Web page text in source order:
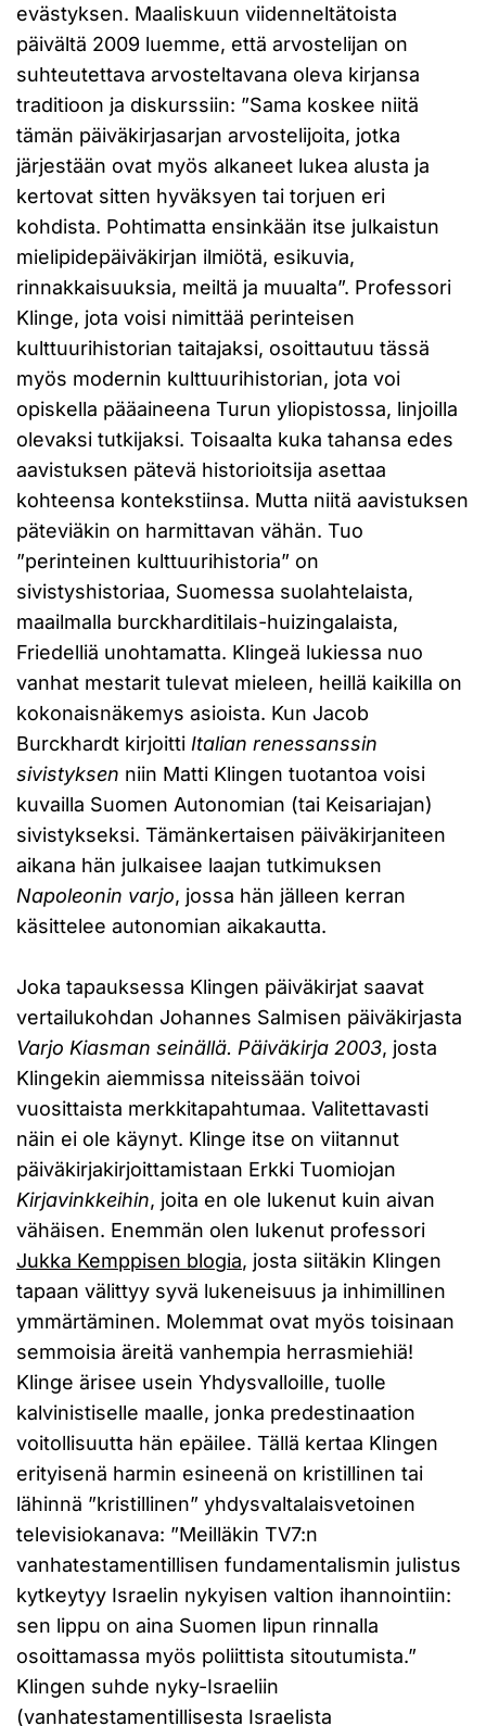
evästyksen. Maaliskuun viidenneltätoista
päivältä 2009 luemme, että arvostelijan on
suhteutettava arvosteltavana oleva kirjansa
traditioon ja diskurssiin: ”Sama koskee niitä
tämän päiväkirjasarjan arvostelijoita, jotka
järjestään ovat myös alkaneet lukea alusta ja
kertovat sitten hyväksyen tai torjuen eri
kohdista. Pohtimatta ensinkään itse julkaistun
mielipidepäiväkirjan ilmiötä, esikuvia,
rinnakkaisuuksia, meiltä ja muualta”. Professori
Klinge, jota voisi nimittää perinteisen
kulttuurihistorian taitajaksi, osoittautuu tässä
myös modernin kulttuurihistorian, jota voi
opiskella pääaineena Turun yliopistossa, linjoilla
olevaksi tutkijaksi. Toisaalta kuka tahansa edes
aavistuksen pätevä historioitsija asettaa
kohteensa kontekstiinsa. Mutta niitä aavistuksen
päteviäkin on harmittavan vähän. Tuo
”perinteinen kulttuurihistoria” on
sivistyshistoriaa, Suomessa suolahtelaista,
maailmalla burckharditilais-huizingalaista,
Friedelliä unohtamatta. Klingeä lukiessa nuo
vanhat mestarit tulevat mieleen, heillä kaikilla on
kokonaisnäkemys asioista. Kun Jacob
Burckhardt kirjoitti Italian renessanssin
sivistyksen niin Matti Klingen tuotantoa voisi
kuvailla Suomen Autonomian (tai Keisariajan)
sivistykseksi. Tämänkertaisen päiväkirjaniteen
aikana hän julkaisee laajan tutkimuksen
Napoleonin varjo, jossa hän jälleen kerran
käsittelee autonomian aikakautta.
Joka tapauksessa Klingen päiväkirjat saavat
vertailukohdan Johannes Salmisen päiväkirjasta
Varjo Kiasman seinällä. Päiväkirja 2003, josta
Klingekin aiemmissa niteissään toivoi
vuosittaista merkkitapahtumaa. Valitettavasti
näin ei ole käynyt. Klinge itse on viitannut
päiväkirjakirjoittamistaan Erkki Tuomiojan
Kirjavinkkeihin, joita en ole lukenut kuin aivan
vähäisen. Enemmän olen lukenut professori
Jukka Kemppisen blogia, josta siitäkin Klingen
tapaan välittyy syvä lukeneisuus ja inhimillinen
ymmärtäminen. Molemmat ovat myös toisinaan
semmoisia äreitä vanhempia herrasmiehiä!
Klinge ärisee usein Yhdysvalloille, tuolle
kalvinistiselle maalle, jonka predestinaation
voitollisuutta hän epäilee. Tällä kertaa Klingen
erityisenä harmin esineenä on kristillinen tai
lähinnä ”kristillinen” yhdysvaltalaisvetoinen
televisiokanava: ”Meilläkin TV7:n
vanhatestamentillisen fundamentalismin julistus
kytkeytyy Israelin nykyisen valtion ihannointiin:
sen lippu on aina Suomen lipun rinnalla
osoittamassa myös poliittista sitoutumista.”
Klingen suhde nyky-Israeliin
(vanhatestamentillisesta Israelista